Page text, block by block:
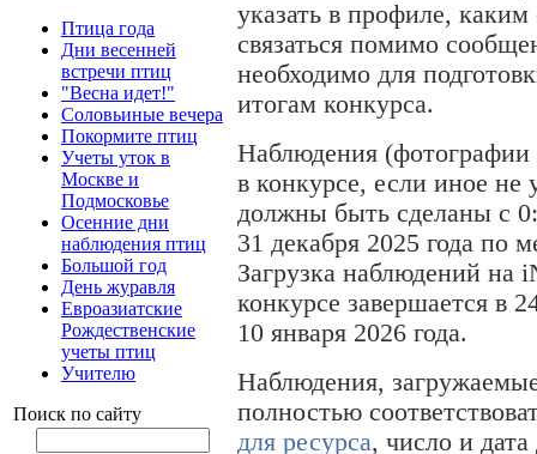
Птица года
Дни весенней
встречи птиц
"Весна идет!"
Соловьиные вечера
Покормите птиц
Учеты уток в
Москве и
Подмосковье
Осенние дни
наблюдения птиц
Большой год
День журавля
Евроазиатские
Рождественские
учеты птиц
Учителю
Поиск по сайту
указать в профиле,
связаться помимо
необходимо для
итогам конкурса.
Наблюдения (фотографии
в конкурсе, если иное не
должны быть сделаны с
31 декабря 2025 года по
Загрузка наблюдений на
конкурсе завершается в
10 января 2026 года.
Наблюдения,
полностью
для ресурса, число и